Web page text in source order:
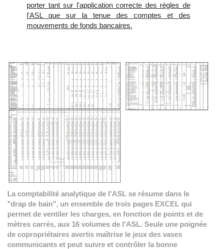
porter tant sur l'application correcte des règles de
l'ASL que sur la tenue des comptes et des
mouvements de fonds bancaires.
La comptabilité analytique de l'ASL se résume dans le
"drap de bain", un ensemble de trois pages EXCEL qui
permet de ventiler les charges, en fonction de points et de
mètres carrés, aux 16 volumes de l'ASL. Seule une poignée
de copropriétaires avertis maîtrise le jeux des vases
communicants et peut suivre et contrôler la bonne